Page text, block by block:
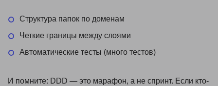
Структура папок по доменам
Четкие границы между слоями
Автоматические тесты (много тестов)
И помните: DDD — это марафон, а не спринт. Если кто-